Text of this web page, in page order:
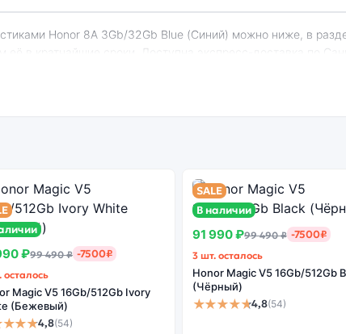
её в кратчайшие сроки. Доступна экспресс-доставка по
оболочка
₽99 490 ₽ -7500₽
осталось
Magic V5 16Gb/512Gb Ivory
(Бежевый)
4,8(54)
SALE
В наличии
91 990 ₽99 490 ₽ -7500₽
3 шт. осталось
Honor Magic V5 16Gb/512Gb
(Чёрный)
★★★★★4,8(54)